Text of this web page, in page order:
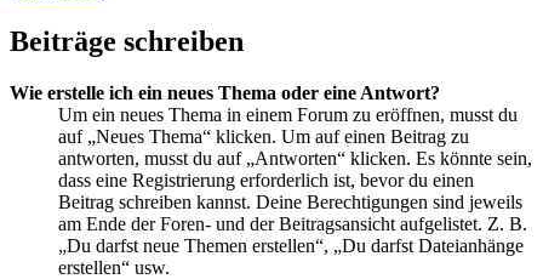
Beiträge schreiben
Wie erstelle ich ein neues Thema oder eine Antwort?
Um ein neues Thema in einem Forum zu eröffnen, musst du
auf „Neues Thema“ klicken. Um auf einen Beitrag zu
antworten, musst du auf „Antworten“ klicken. Es könnte sein,
dass eine Registrierung erforderlich ist, bevor du einen
Beitrag schreiben kannst. Deine Berechtigungen sind jeweils
am Ende der Foren- und der Beitragsansicht aufgelistet. Z. B.
„Du darfst neue Themen erstellen“, „Du darfst Dateianhänge
erstellen“ usw.